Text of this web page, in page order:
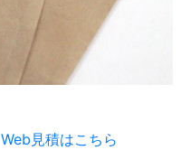
Web見積はこちら